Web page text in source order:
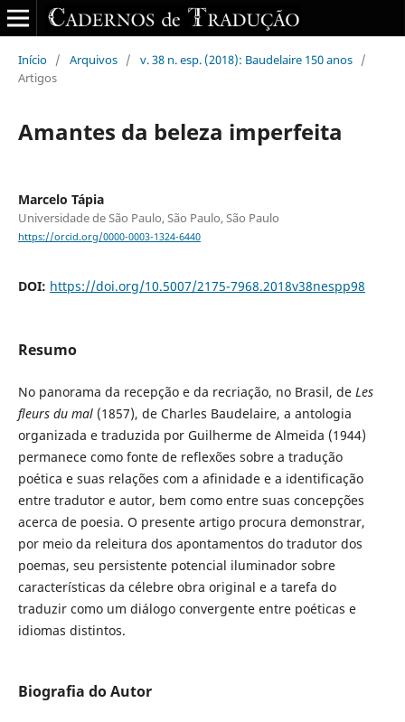
Início / Arquivos / v. 38 n. esp. (2018): Baudelaire 150 anos /
Artigos
Amantes da beleza imperfeita
Marcelo Tápia
Universidade de São Paulo, São Paulo, São Paulo
https://orcid.org/0000-0003-1324-6440
DOI: https://doi.org/10.5007/2175-7968.2018v38nespp98
Resumo
No panorama da recepção e da recriação, no Brasil, de Les
fleurs du mal(1857), de Charles Baudelaire, a antologia
organizada e traduzida por Guilherme de Almeida (1944)
permanece como fonte de reflexões sobre a tradução
poética e suas relações com a afinidade e a identificação
entre tradutor e autor, bem como entre suas concepções
acerca de poesia. O presente artigo procura demonstrar,
por meio da releitura dos apontamentos do tradutor dos
poemas, seu persistente potencial iluminador sobre
características da célebre obra original e a tarefa do
traduzir como um diálogo convergente entre poéticas e
idiomas distintos.
Biografia do Autor